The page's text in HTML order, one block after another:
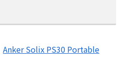
Anker Solix PS30 Portable